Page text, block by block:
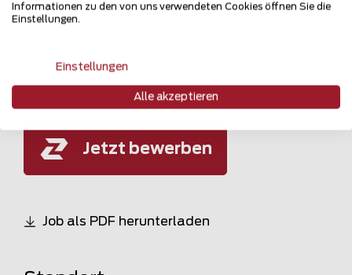
Und Zaunteam Elbe-Pinnau freut sich auf
deine Fragen. Also natürlich nur, wenn du
Jetzt bewerben
Job als PDF herunterladen
Informationen zu den von uns verwendeten Cookies öffnen Sie die
Einstellungen.
Einstellungen
Alle akzeptieren